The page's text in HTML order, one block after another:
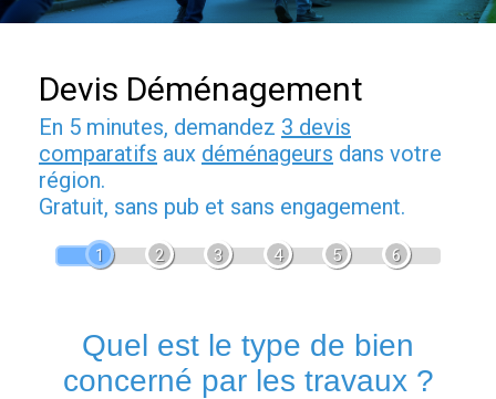
Devis Déménagement
En 5 minutes, demandez 3 devis
comparatifs aux déménageurs dans votre
région.
Gratuit, sans pub et sans engagement.
1 2 3 4 5 6
Quel est le type de bien
concerné par les travaux ?